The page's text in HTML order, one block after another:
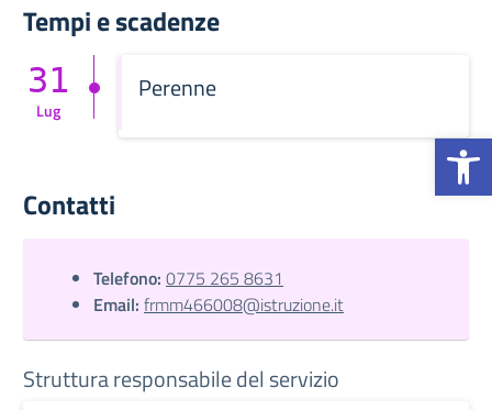
Tempi e scadenze
Perenne
31
Lug
Contatti
Telefono: 0775 265 8631
Email: frmm466008@istruzione.it
Struttura responsabile del servizio